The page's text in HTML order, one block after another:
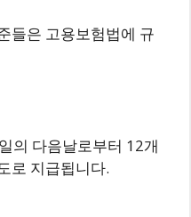
들은 고용보험법에 규
의 다음날로부터 12개
로 지급됩니다.